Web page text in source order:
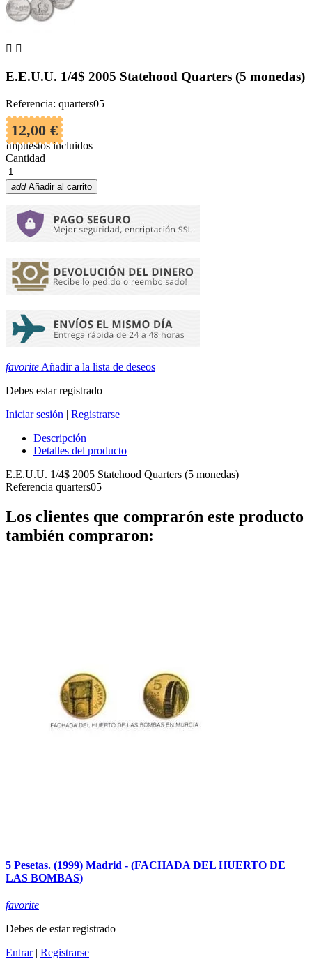
 
E.E.U.U. 1/4$ 2005 Statehood Quarters (5 monedas)
Referencia: quarters05
12,00 €
Impuestos incluidos
Cantidad
add Añadir al carrito
favorite Añadir a la lista de deseos
Debes estar registrado
Iniciar sesión | Registrarse
Descripción
Detalles del producto
E.E.U.U. 1/4$ 2005 Statehood Quarters (5 monedas)
Referencia quarters05
Los clientes que comprarón este producto
también compraron:
5 Pesetas. (1999) Madrid - (FACHADA DEL HUERTO DE
LAS BOMBAS)
favorite
Debes de estar registrado
Entrar| Registrarse